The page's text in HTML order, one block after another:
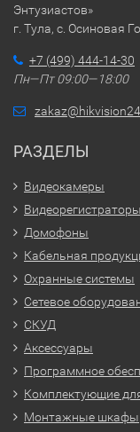
Энтузиастов»
г. Тула, с. Осиновая
+7 (499) 444-14-30
Пн—Пт 09:00—18:00
РАЗДЕЛЫ
Видеокамеры
Видеорегистраторы
Домофоны
Кабельная
Охранные системы
Сетевое
СКУД
Аксессуары
Программное
Комплектующие
Монтажные шкафы